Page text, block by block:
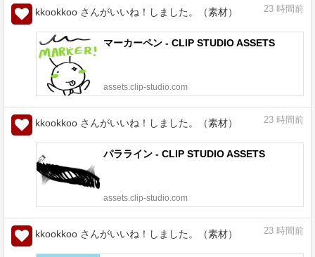
kkookkoo さんがいいね！しました。（素材） 23 時間前
マーカーペン - CLIP STUDIO ASSETS
assets.clip-studio.com
kkookkoo さんがいいね！しました。（素材） 23 時間前
パラライン - CLIP STUDIO ASSETS
assets.clip-studio.com
kkookkoo さんがいいね！しました。（素材） 23 時間前